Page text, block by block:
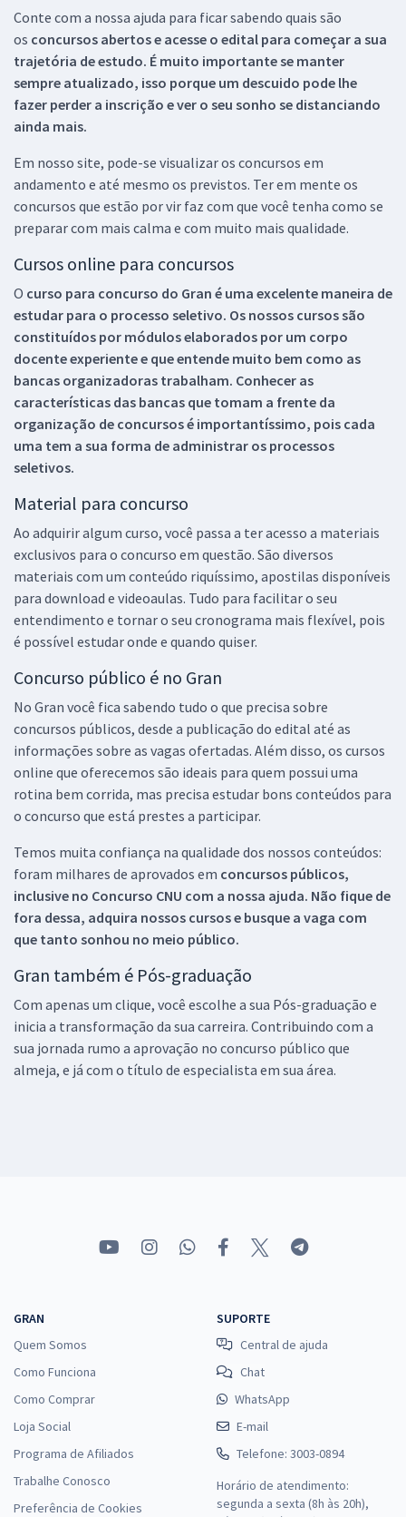
Conte com a nossa ajuda para ficar sabendo quais são
os concursos abertos e acesse o edital para começar a sua
trajetória de estudo. É muito importante se manter
sempre atualizado, isso porque um descuido pode lhe
fazer perder a inscrição e ver o seu sonho se distanciando
ainda mais.
Em nosso site, pode-se visualizar os concursos em
andamento e até mesmo os previstos. Ter em mente os
concursos que estão por vir faz com que você tenha como se
preparar com mais calma e com muito mais qualidade.
Cursos online para concursos
O curso para concurso do Gran é uma excelente maneira de
estudar para o processo seletivo. Os nossos cursos são
constituídos por módulos elaborados por um corpo
docente experiente e que entende muito bem como as
bancas organizadoras trabalham. Conhecer as
características das bancas que tomam a frente da
organização de concursos é importantíssimo, pois cada
uma tem a sua forma de administrar os processos
seletivos.
Material para concurso
Ao adquirir algum curso, você passa a ter acesso a materiais
exclusivos para o concurso em questão. São diversos
materiais com um conteúdo riquíssimo, apostilas disponíveis
para download e videoaulas. Tudo para facilitar o seu
entendimento e tornar o seu cronograma mais flexível, pois
é possível estudar onde e quando quiser.
Concurso público é no Gran
No Gran você fica sabendo tudo o que precisa sobre
concursos públicos, desde a publicação do edital até as
informações sobre as vagas ofertadas. Além disso, os cursos
online que oferecemos são ideais para quem possui uma
rotina bem corrida, mas precisa estudar bons conteúdos para
o concurso que está prestes a participar.
Temos muita confiança na qualidade dos nossos conteúdos:
foram milhares de aprovados em concursos públicos,
inclusive no Concurso CNU com a nossa ajuda. Não fique de
fora dessa, adquira nossos cursos e busque a vaga com
que tanto sonhou no meio público.
Gran também é Pós-graduação
Com apenas um clique, você escolhe a sua Pós-graduação e
inicia a transformação da sua carreira. Contribuindo com a
sua jornada rumo a aprovação no concurso público que
almeja, e já com o título de especialista em sua área.
GRAN
Quem Somos
Como Funciona
Como Comprar
Loja Social
Programa de Afiliados
Trabalhe Conosco
Preferência de Cookies
SUPORTE
Central de ajuda
Chat
WhatsApp
E-mail
Telefone: 3003-0894
Horário de atendimento:
segunda a sexta (8h às 20h),